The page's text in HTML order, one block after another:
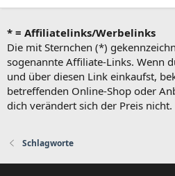
* = Affiliatelinks/Werbelinks
Die mit Sternchen (*)
sogenannte Affiliate-Links. Wenn
und über diesen Link einkaufst,
betreffenden Online-Shop oder
dich verändert sich der Preis nicht.
Schlagworte